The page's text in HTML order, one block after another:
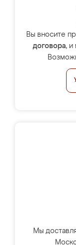
Вы вносите
договора, и
Мы